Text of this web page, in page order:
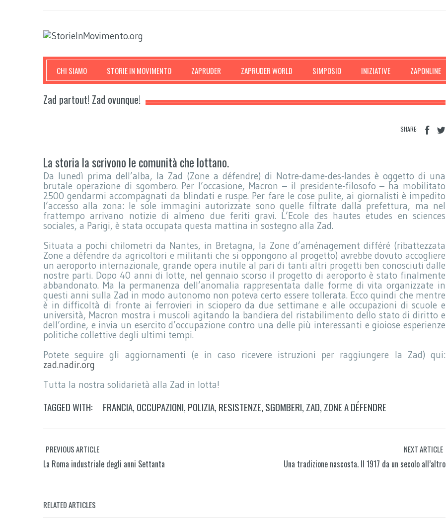
CHI SIAMO STORIE IN MOVIMENTO ZAPRUDER ZAPRUDER WORLD SIMPOSIO INIZIATIVE ZAPONLINE
Zad partout! Zad ovunque!
SHARE:
La storia la scrivono le comunità che lottano.
Da lunedì prima dell’alba, la Zad (Zone a défendre) di Notre-dame-des-landes è oggetto di una
brutale operazione di sgombero. Per l’occasione, Macron – il presidente-filosofo – ha mobilitato
2500 gendarmi accompagnati da blindati e ruspe. Per fare le cose pulite, ai giornalisti è impedito
l’accesso alla zona: le sole immagini autorizzate sono quelle filtrate dalla prefettura, ma nel
frattempo arrivano notizie di almeno due feriti gravi. L’Ecole des hautes etudes en sciences
sociales, a Parigi, è stata occupata questa mattina in sostegno alla Zad.
Situata a pochi chilometri da Nantes, in Bretagna, la Zone d’aménagement différé (ribattezzata
Zone a défendre da agricoltori e militanti che si oppongono al progetto) avrebbe dovuto accogliere
un aeroporto internazionale, grande opera inutile al pari di tanti altri progetti ben conosciuti dalle
nostre parti. Dopo 40 anni di lotte, nel gennaio scorso il progetto di aeroporto è stato finalmente
abbandonato. Ma la permanenza dell’anomalia rappresentata dalle forme di vita organizzate in
questi anni sulla Zad in modo autonomo non poteva certo essere tollerata. Ecco quindi che mentre
è in difficoltà di fronte ai ferrovieri in sciopero da due settimane e alle occupazioni di scuole e
università, Macron mostra i muscoli agitando la bandiera del ristabilimento dello stato di diritto e
dell’ordine, e invia un esercito d’occupazione contro una delle più interessanti e gioiose esperienze
politiche collettive degli ultimi tempi.
Potete seguire gli aggiornamenti (e in caso ricevere istruzioni per raggiungere la Zad) qui:
zad.nadir.org
Tutta la nostra solidarietà alla Zad in lotta!
TAGGED WITH: FRANCIA, OCCUPAZIONI, POLIZIA, RESISTENZE, SGOMBERI, ZAD, ZONE A DÉFENDRE
PREVIOUS ARTICLE
La Roma industriale degli anni Settanta
NEXT ARTICLE
Una tradizione nascosta. Il 1917 da un secolo all’altro
RELATED ARTICLES